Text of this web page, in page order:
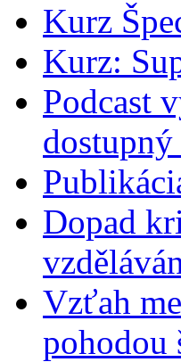
Kurz
Kurz:
Podcast
Dopad
Vzťah
pohodou